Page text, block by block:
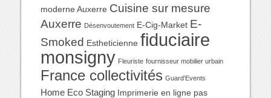
moderne Auxerre Cuisine sur mesure
Auxerre Désenvoutement E-Cig-Market E-
Smoked Estheticienne fiduciaire
monsigny Fleuriste fournisseur mobilier urbain
France collectivités Guard'Events
Home Eco Staging Imprimerie en ligne pas